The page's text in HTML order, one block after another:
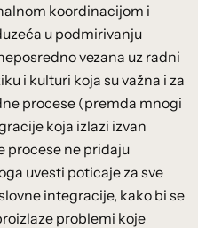
koordinacijom i
u podmirivanju
vezana uz radni
i kulturi koja su važna i za
procese (premda mnogi
koja izlazi izvan
procese ne pridaju
uvesti poticaje za sve
integracije, kako bi se
problemi koje